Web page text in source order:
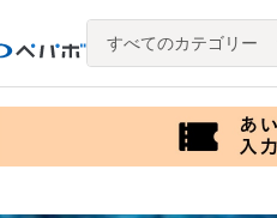
すべてのカテゴリー